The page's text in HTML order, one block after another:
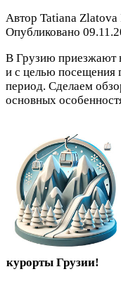
Автор Tatiana Zlatova
Опубликовано
В Грузию приезжают
и с целью посещения
период. Сделаем
основных
курорты Грузии!